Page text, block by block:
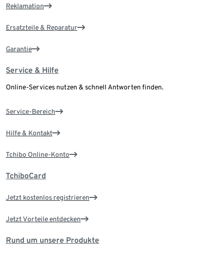
Reklamation
Ersatzteile & Reparatur
Garantie
Service & Hilfe
Online-Services nutzen & schnell Antworten finden.
Service-Bereich
Hilfe & Kontakt
Tchibo Online-Konto
TchiboCard
Jetzt kostenlos registrieren
Jetzt Vorteile entdecken
Rund um unsere Produkte